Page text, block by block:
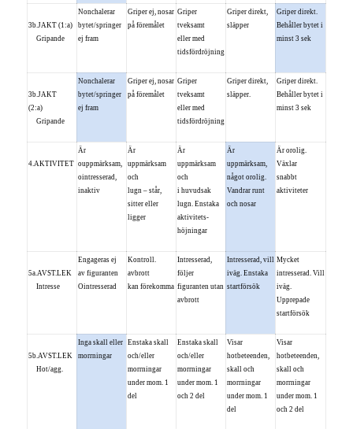
3b.JAKT (1:a)
Gripande
Nonchalerar
bytet/springer
ej fram
Griper ej, nosar
på föremålet
Griper
tveksamt
eller med
tidsfördröjning
Griper direkt,
släpper
Griper direkt.
Behåller bytet i
minst 3 sek
3b.JAKT
(2:a)
Gripande
Nonchalerar
bytet/springer
ej fram
Griper ej, nosar
på föremålet
Griper
tveksamt
eller med
tidsfördröjning
Griper direkt,
släpper.
Griper direkt.
Behåller bytet i
minst 3 sek
4.AKTIVITET
Är
ouppmärksam,
ointresserad,
inaktiv
Är
uppmärksam
och
lugn – står,
sitter eller
ligger
Är
uppmärksam
och
i huvudsak
lugn. Enstaka
aktivitets-
höjningar
Är
uppmärksam,
något orolig.
Vandrar runt
och nosar
Är orolig.
Växlar
snabbt
aktiviteter
5a.AVST.LEK
Intresse
Engageras ej
av figuranten
Ointresserad
Kontroll.
avbrott
kan förekomma
Intresserad,
följer
figuranten utan
avbrott
Intresserad, vill
iväg. Enstaka
startförsök
Mycket
intresserad. Vill
iväg.
Upprepade
startförsök
5b.AVST.LEK
Hot/agg.
Inga skall eller
morrningar
Enstaka skall
och/eller
morrningar
under mom. 1
del
Enstaka skall
och/eller
morrningar
under mom. 1
och 2 del
Visar
hotbeteenden,
skall och
morrningar
under mom. 1
del
Visar
hotbeteenden,
skall och
morrningar
under mom. 1
och 2 del